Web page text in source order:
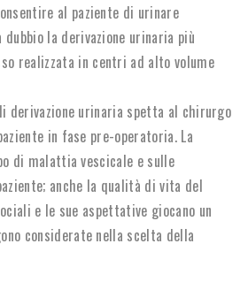
al paziente di urinare
dubbio la derivazione urinaria più
realizzata in centri ad alto volume
derivazione urinaria spetta al chirurgo
in fase pre-operatoria. La
di malattia vescicale e sulle
anche la qualità di vita del
e le sue aspettative giocano un
considerate nella scelta della